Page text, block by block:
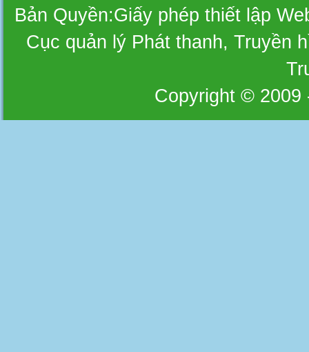
Bản Quyền:Giấy phép thiết lập
Cục quản lý Phát thanh, Truyền
Copyright © 2009